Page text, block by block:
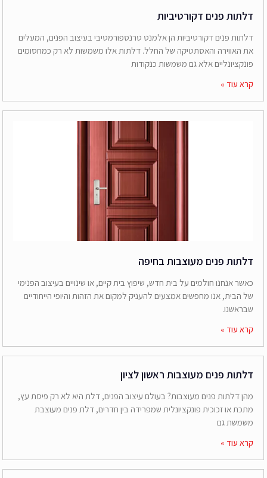
דלתות פנים דקורטיביות
דלתות פנים דקורטיביות הן אלמנט טרנספורמטיבי בעיצוב הפנים, המעלים
את האווירה והאסתטיקה של החלל. דלתות אלו משמשות לא רק כמחסומים
פונקציונליים אלא גם משמשות כנקודות
קרא עוד »
דלתות פנים מעוצבות בחיפה
כאשר אנחנו חולמים על בית חדש, שיפוץ בית קיים, או שינויים בעיצוב הפנימי
של הבית, אנו מחפשים אמצעים להעניק למקום את הזהות והיופי הייחודיים
שבראשנו.
קרא עוד »
דלתות פנים מעוצבות ראשון לציון
מהן דלתות פנים מעוצבות? בעולם עיצוב הפנים, דלת היא לא רק פיסת עץ,
מתכת או זכוכית פונקציונלית שמפרידה בין חדרים, דלת פנים מעוצבת
משמשת גם
קרא עוד »